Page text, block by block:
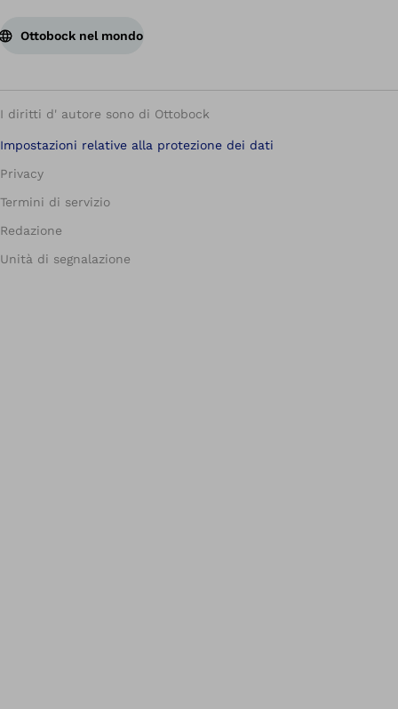
Ottobock nel mondo
I diritti d' autore sono di Ottobock
Impostazioni relative alla protezione dei dati
Privacy
Termini di servizio
Redazione
Unità di segnalazione